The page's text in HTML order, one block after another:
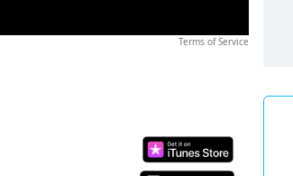
Terms of Service